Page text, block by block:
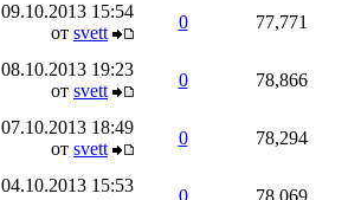
09.10.2013 15:54
от svett
0 77,771
08.10.2013 19:23
от svett
0 78,866
07.10.2013 18:49
от svett
0 78,294
04.10.2013 15:53
0 78,069